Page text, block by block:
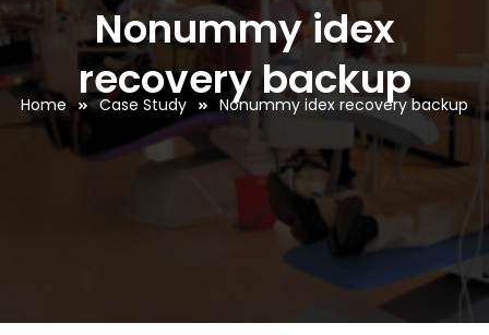
Nonummy idex
recovery backup
Home Case Study Nonummy idex recovery backup